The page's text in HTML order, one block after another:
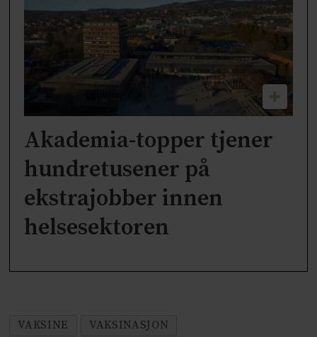
Akademia-topper tjener
hundretusener på
ekstrajobber innen
helsesektoren
VAKSINE
VAKSINASJON